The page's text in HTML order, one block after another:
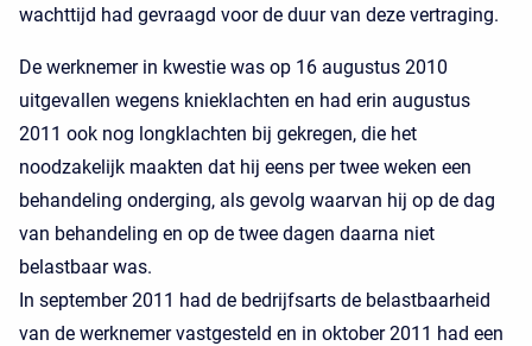
wachttijd had gevraagd voor de duur van deze vertraging.
De werknemer in kwestie was op 16 augustus 2010
uitgevallen wegens knieklachten en had erin augustus
2011 ook nog longklachten bij gekregen, die het
noodzakelijk maakten dat hij eens per twee weken een
behandeling onderging, als gevolg waarvan hij op de dag
van behandeling en op de twee dagen daarna niet
belastbaar was.
In september 2011 had de bedrijfsarts de belastbaarheid
van de werknemer vastgesteld en in oktober 2011 had een